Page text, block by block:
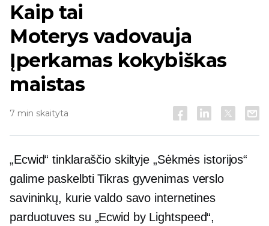
Kaip tai
Moterys vadovauja
Įperkamas kokybiškas
maistas
7 min skaityta
„Ecwid“ tinklaraščio skiltyje „Sėkmės istorijos“
galime paskelbtiTikras gyvenimasverslo
savininkų, kurie valdo savo internetines
parduotuves su „Ecwid by Lightspeed“,